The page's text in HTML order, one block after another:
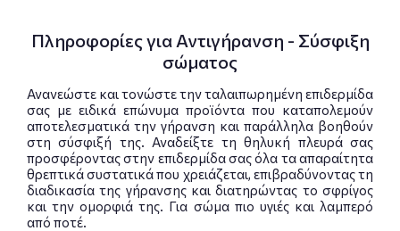
Πληροφορίες για Αντιγήρανση - Σύσφιξη
σώματος
Ανανεώστε και τονώστε την ταλαιπωρημένη επιδερμίδα
σας με ειδικά επώνυμα προϊόντα που καταπολεμούν
αποτελεσματικά την γήρανση και παράλληλα βοηθούν
στη σύσφιξή της. Αναδείξτε τη θηλυκή πλευρά σας
προσφέροντας στην επιδερμίδα σας όλα τα απαραίτητα
θρεπτικά συστατικά που χρειάζεται, επιβραδύνοντας τη
διαδικασία της γήρανσης και διατηρώντας το σφρίγος
και την ομορφιά της. Για σώμα πιο υγιές και λαμπερό
από ποτέ.